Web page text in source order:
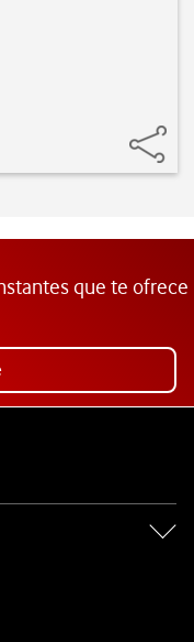
que te ofrece